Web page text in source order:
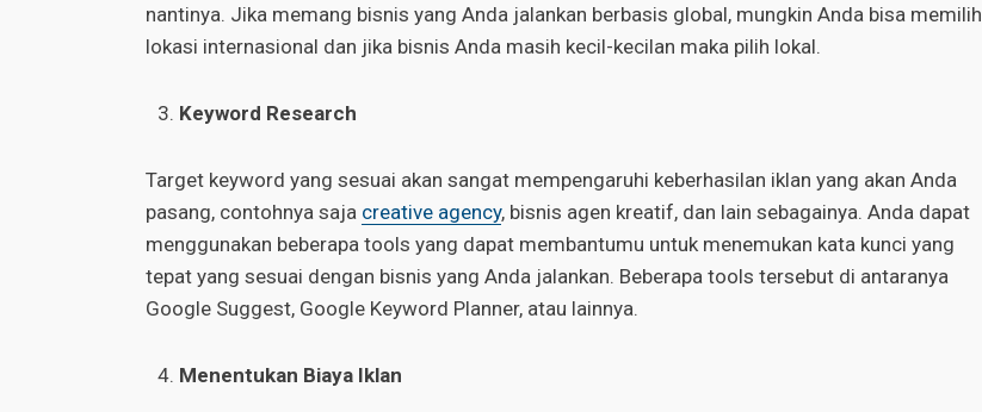
nantinya. Jika memang bisnis yang Anda jalankan berbasis global, mungkin Anda bisa memilih
lokasi internasional dan jika bisnis Anda masih kecil-kecilan maka pilih lokal.
Keyword Research
Target keyword yang sesuai akan sangat mempengaruhi keberhasilan iklan yang akan Anda
pasang, contohnya saja creative agency, bisnis agen kreatif, dan lain sebagainya. Anda dapat
menggunakan beberapa tools yang dapat membantumu untuk menemukan kata kunci yang
tepat yang sesuai dengan bisnis yang Anda jalankan. Beberapa tools tersebut di antaranya
Google Suggest, Google Keyword Planner, atau lainnya.
Menentukan Biaya Iklan